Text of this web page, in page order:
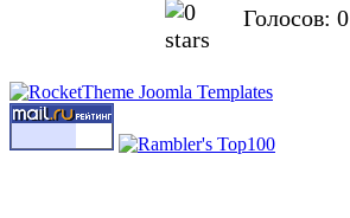
Голосов: 0